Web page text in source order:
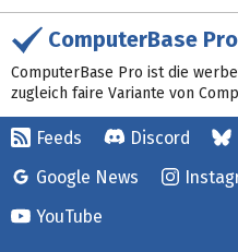
ComputerBase Pro
ComputerBase Pro ist die
zugleich faire Variante von
Feeds Discord
Google News
YouTube